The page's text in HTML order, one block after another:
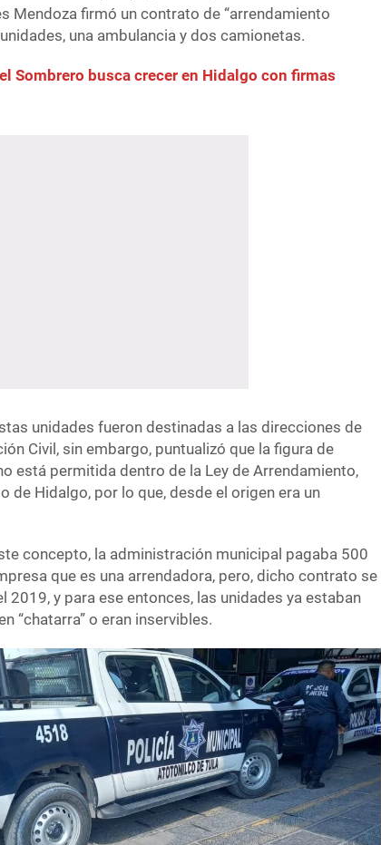
Mendoza firmó un contrato de “arrendamiento
una ambulancia y dos camionetas.
Sombrero busca crecer en Hidalgo con firmas
unidades fueron destinadas a las direcciones de
Civil, sin embargo, puntualizó que la figura de
está permitida dentro de la Ley de Arrendamiento,
de Hidalgo, por lo que, desde el origen era un
concepto, la administración municipal pagaba 500
que es una arrendadora, pero, dicho contrato se
2019, y para ese entonces, las unidades ya estaban
“chatarra” o eran inservibles.